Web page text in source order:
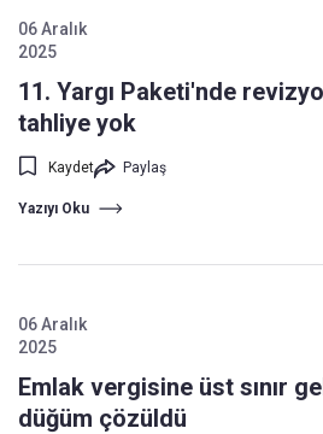
06 Aralık
2025
11. Yargı Paketi'nde
tahliye yok
Kaydet Paylaş
Yazıyı Oku
06 Aralık
2025
Emlak vergisine üst sınır
düğüm çözüldü